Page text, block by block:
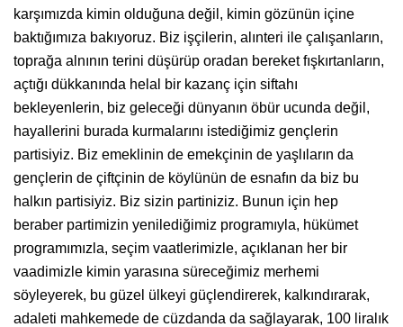
karşımızda kimin olduğuna değil, kimin gözünün içine
baktığımıza bakıyoruz. Biz işçilerin, alınteri ile çalışanların,
toprağa alnının terini düşürüp oradan bereket fışkırtanların,
açtığı dükkanında helal bir kazanç için siftahı
bekleyenlerin, biz geleceği dünyanın öbür ucunda değil,
hayallerini burada kurmalarını istediğimiz gençlerin
partisiyiz. Biz emeklinin de emekçinin de yaşlıların da
gençlerin de çiftçinin de köylünün de esnafın da biz bu
halkın partisiyiz. Biz sizin partiniziz. Bunun için hep
beraber partimizin yenilediğimiz programıyla, hükümet
programımızla, seçim vaatlerimizle, açıklanan her bir
vaadimizle kimin yarasına süreceğimiz merhemi
söyleyerek, bu güzel ülkeyi güçlendirerek, kalkındırarak,
adaleti mahkemede de cüzdanda da sağlayarak, 100 liralık